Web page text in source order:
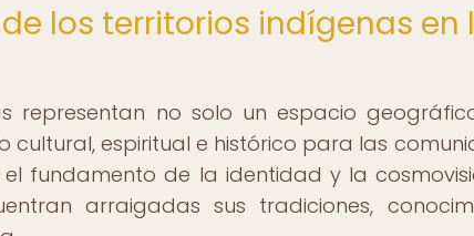
los territorios indígenas en
representan no solo un espacio
espiritual e histórico para las
el fundamento de la identidad y la
arraigadas sus tradiciones,